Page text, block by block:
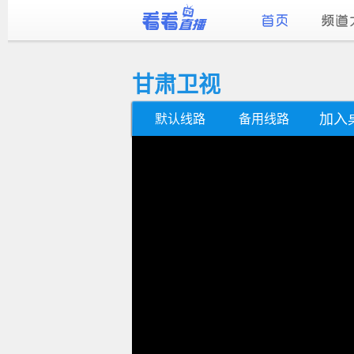
甘肃卫视
默认线路 备用线路 加入